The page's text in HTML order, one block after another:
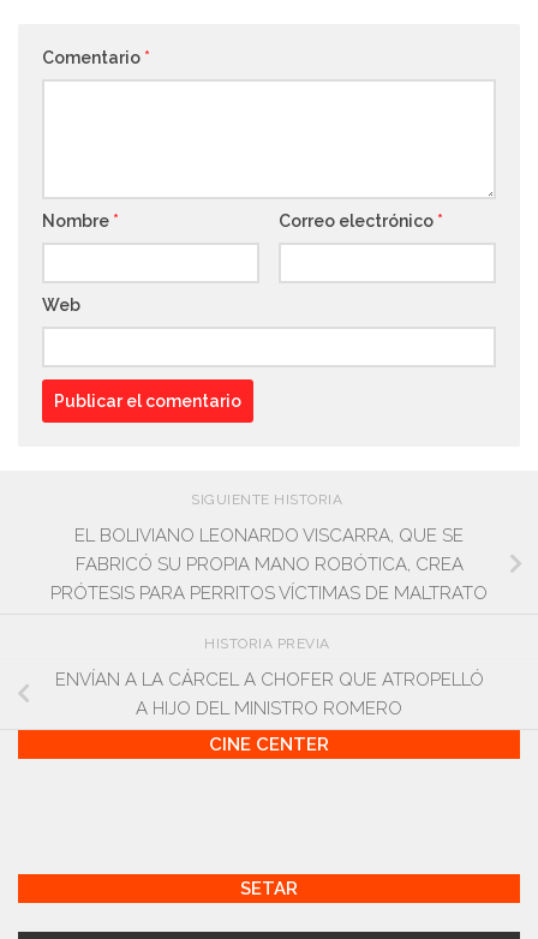
Comentario *
Nombre * Correo electrónico *
Web
SIGUIENTE HISTORIA
EL BOLIVIANO LEONARDO VISCARRA, QUE SE
FABRICÓ SU PROPIA MANO ROBÓTICA, CREA
PRÓTESIS PARA PERRITOS VÍCTIMAS DE MALTRATO
HISTORIA PREVIA
ENVÍAN A LA CÁRCEL A CHOFER QUE ATROPELLÓ
A HIJO DEL MINISTRO ROMERO
CINE CENTER
SETAR